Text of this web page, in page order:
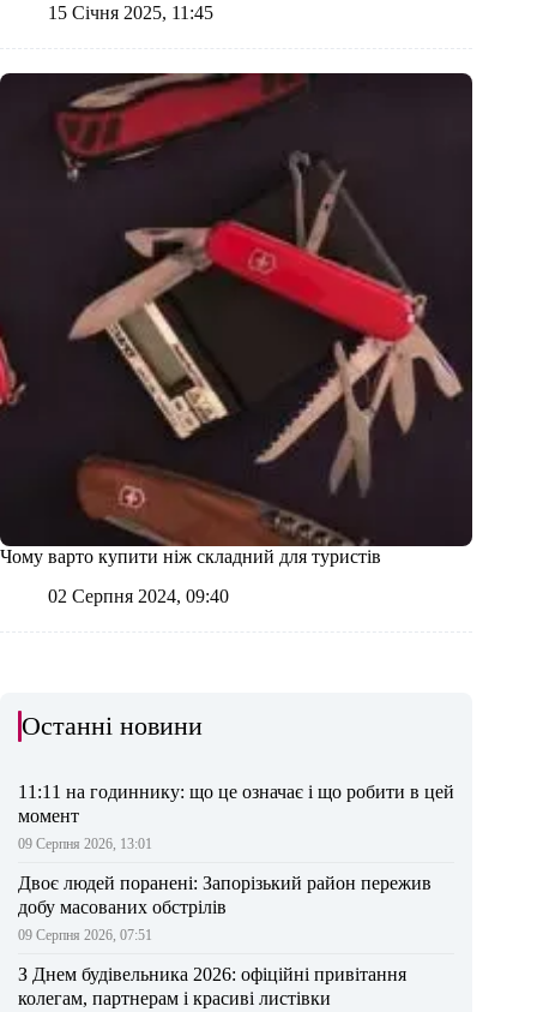
15 Січня 2025, 11:45
Чому варто купити ніж складний для туристів
02 Серпня 2024, 09:40
Останні новини
11:11 на годиннику: що це означає і що робити в цей
момент
09 Серпня 2026, 13:01
Двоє людей поранені: Запорізький район пережив
добу масованих обстрілів
09 Серпня 2026, 07:51
З Днем будівельника 2026: офіційні привітання
колегам, партнерам і красиві листівки